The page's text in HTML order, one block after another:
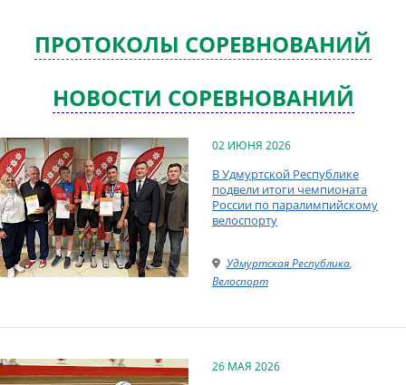
ПРОТОКОЛЫ СОРЕВНОВАНИЙ
НОВОСТИ СОРЕВНОВАНИЙ
02 ИЮНЯ 2026
В Удмуртской Республике
подвели итоги чемпионата
России по паралимпийскому
велоспорту
Удмуртская Республика,
Велоспорт
26 МАЯ 2026